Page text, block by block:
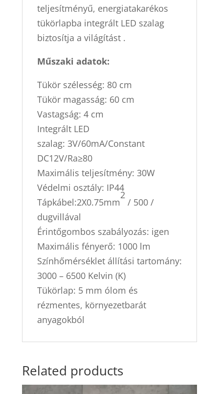
teljesítményű, energiatakarékos
tükörlapba integrált LED szalag
biztosítja a világítást .
Műszaki adatok:
Tükör szélesség: 80 cm
Tükör magasság: 60 cm
Vastagság: 4 cm
Integrált LED
szalag: 3V/60mA/Constant
DC12V/Ra≥80
Maximális teljesítmény: 30W
Védelmi osztály: IP44
Tápkábel:2X0.75mm
2
/ 500 /
dugvillával
Érintőgombos szabályozás: igen
Maximális fényerő: 1000 lm
Színhőmérséklet állítási tartomány:
3000 – 6500 Kelvin (K)
Tükörlap: 5 mm ólom és
rézmentes, környezetbarát
anyagokból
Related products